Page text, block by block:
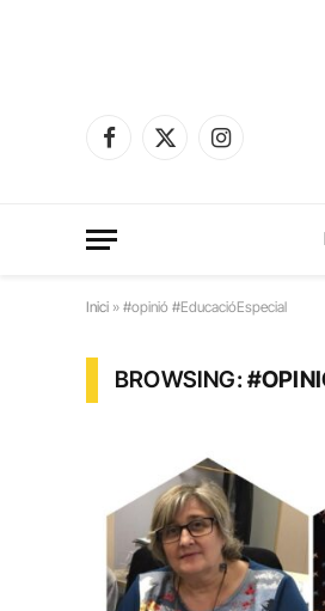
Facebook
X
Instagram
Inici » #opinió #EducacióEspecial
BROWSING: